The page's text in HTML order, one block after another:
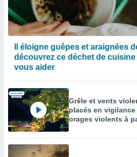
Il éloigne guêpes et araignées
découvrez ce déchet de
vous aider
Grêle et vents
placés en
orages violents à